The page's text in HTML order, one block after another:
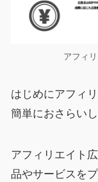
アフィ
はじめにアフィ
簡単におさらい
アフィリエイト
品やサービスを